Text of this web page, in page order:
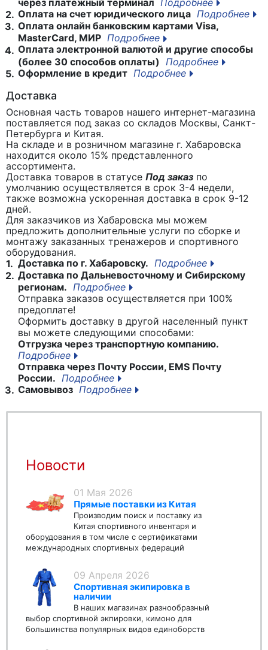
через платежный терминал Подробнее
2. Оплата на счет юридического лица Подробнее
3. Оплата онлайн банковским картами Visa,
MasterCard, МИР Подробнее
4. Оплата электронной валютой и другие способы
(более 30 способов оплаты)
Подробнее
5. Оформление в кредит Подробнее
Доставка
Основная часть товаров нашего интернет-магазина
поставляется под заказ со складов Москвы, Санкт-
Петербурга и Китая.
На складе и в розничном магазине г. Хабаровска
находится около 15% представленного
ассортимента.
Доставка товаров в статусе Под заказ по
умолчанию осуществляется в срок 3-4 недели,
также возможна ускоренная доставка в срок 9-12
дней.
Для заказчиков из Хабаровска мы можем
предложить дополнительные услуги по сборке и
монтажу заказанных тренажеров и спортивного
оборудования.
1. Доставка по г. Хабаровску. Подробнее
2. Доставка по Дальневосточному и Сибирскому
регионам. Подробнее
Отправка заказов осуществляется при 100%
предоплате!
Оформить доставку в другой населенный пункт
вы можете следующими способами:
Отгрузка через транспортную компанию.
Подробнее
Отправка через Почту России, EMS Почту
России. Подробнее
3. Самовывоз Подробнее
Новости
01 Мая 2026
Прямые поставки из Китая
Производим поиск и поставку из
Китая спортивного инвентаря и
оборудования в том числе с сертификатами
международных спортивных федераций
09 Апреля 2026
Спортивная экипировка в
наличии
В наших магазинах разнообразный
выбор спортивной экпировки, кимоно для
большинства популярных видов единоборств